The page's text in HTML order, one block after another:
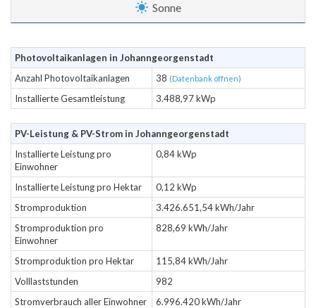
Sonne
Photovoltaikanlagen in Johanngeorgenstadt
Anzahl Photovoltaikanlagen
38 (Datenbank öffnen)
Installierte Gesamtleistung 3.488,97 kWp
PV-Leistung & PV-Strom in Johanngeorgenstadt
Installierte Leistung pro
Einwohner
0,84 kWp
Installierte Leistung pro Hektar
0,12 kWp
Stromproduktion
3.426.651,54 kWh/Jahr
Stromproduktion pro
Einwohner
828,69 kWh/Jahr
Stromproduktion pro Hektar
115,84 kWh/Jahr
Volllaststunden
982
Stromverbrauch aller Einwohner
6.996.420 kWh/Jahr